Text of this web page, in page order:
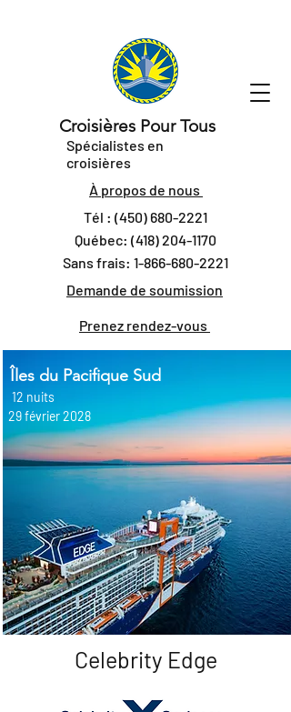
Croisières Pour Tous
Spécialistes en
croisières
À propos de nous
Tél : (450) 680-2221
Québec: (418) 204-1170
Sans frais: 1-866-680-2221
Demande de soumission
Prenez rendez-vous
Îles du Pacifique Sud
12 nuits
29 février 2028
Celebrity Edge